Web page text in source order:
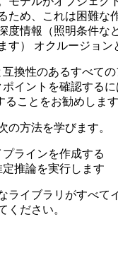
ため、これは困難な
度情報（照明条件な
す） オクルージョン
互換性のあるすべて
イントを確認するに
ることをお勧めします
の方法を学びます。
ラインを作成する
推論を実行します
ライブラリがすべて
ください。